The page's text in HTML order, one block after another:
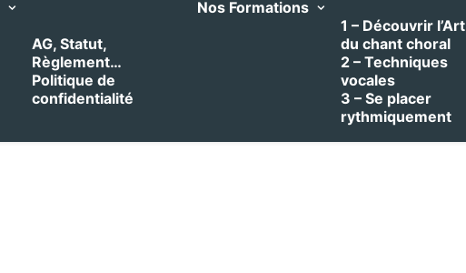
AG, Statut,
Règlement…
Politique de
confidentialité
Nos Formations
1 – Découvrir l’Art
du chant choral
2 – Techniques
vocales
3 – Se placer
rythmiquement